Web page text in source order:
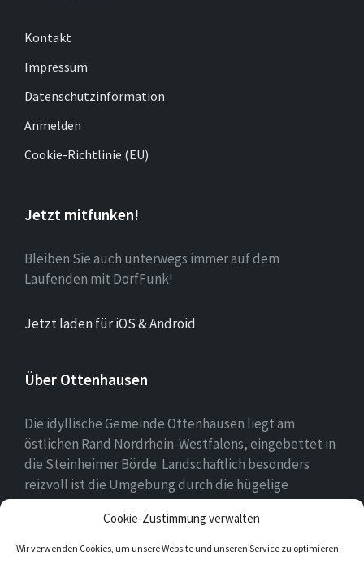
Cookie-Zustimmung verwalten
Wir verwenden Cookies, um unsere Website und unseren Service zu optimieren.
Kontakt
Impressum
Datenschutzinformation
Anmelden
Cookie-Richtlinie (EU)
Jetzt mitfunken!
Bleiben Sie auch unterwegs immer auf dem
Laufenden mit DorfFunk!
Jetzt laden für iOS & Android
Über Ottenhausen
Die idyllische Gemeinde Ottenhausen liegt am
östlichen Rand Nordrhein-Westfalens, eingebettet in
die Steinheimer Börde. Landschaftlich besonders
reizvoll ist die Umgebung durch die hügelige
Landschaft des naheliegenden Eggegebirges als
Ausläufer des Teutoburger Waldes.